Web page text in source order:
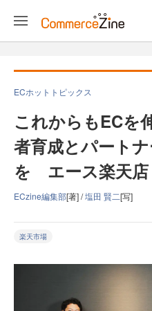
ECホットトピックス
これからもECを
者育成とパート
を エース楽天店
ECzine編集部[著] /塩田 賢二[写]
楽天市場